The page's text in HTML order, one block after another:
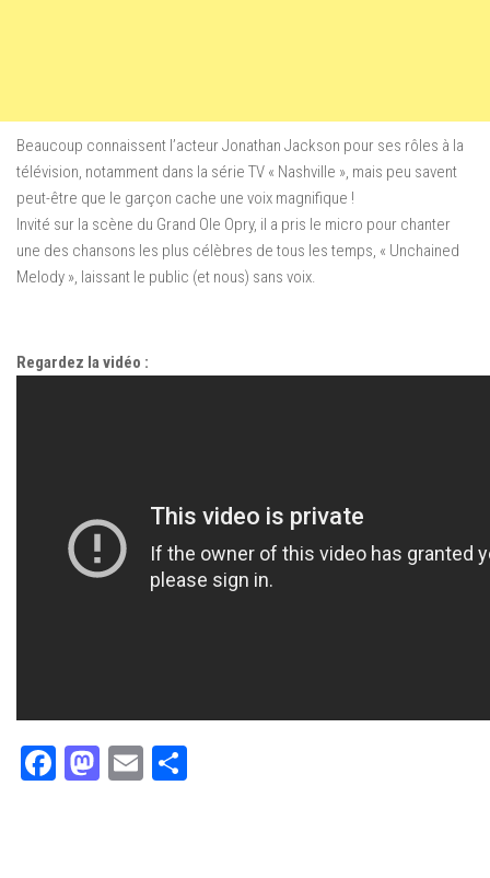
Beaucoup connaissent l’acteurJonathan Jackson pour ses rôles à la
télévision, notamment dans la série TV « Nashville », mais peu savent
peut-être que le garçon cache une voix magnifique !
Invité sur la scène du Grand Ole Opry, il a pris le micro pour chanter
une des chansons les plus célèbres de tous les temps, « Unchained
Melody », laissant le public (et nous) sans voix.
Regardez la vidéo :
Facebook
Mastodon
Email